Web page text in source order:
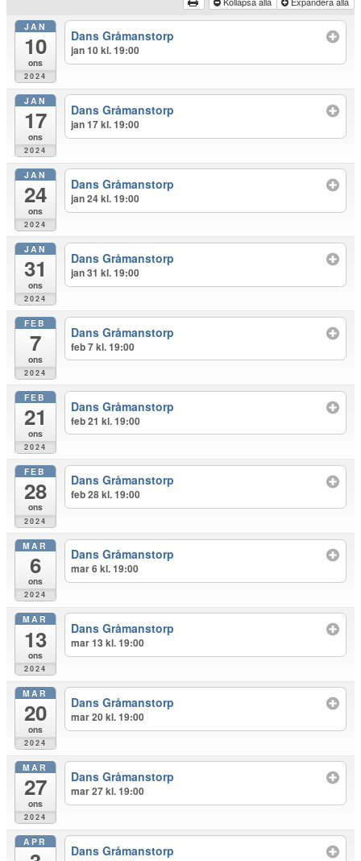
JAN
10
ons
2024
Dans Gråmanstorp
jan 10 kl. 19:00
JAN
17
ons
2024
Dans Gråmanstorp
jan 17 kl. 19:00
JAN
24
ons
2024
Dans Gråmanstorp
jan 24 kl. 19:00
JAN
31
ons
2024
Dans Gråmanstorp
jan 31 kl. 19:00
FEB
7
ons
2024
Dans Gråmanstorp
feb 7 kl. 19:00
FEB
21
ons
2024
Dans Gråmanstorp
feb 21 kl. 19:00
FEB
28
ons
2024
Dans Gråmanstorp
feb 28 kl. 19:00
MAR
6
ons
2024
Dans Gråmanstorp
mar 6 kl. 19:00
MAR
13
ons
2024
Dans Gråmanstorp
mar 13 kl. 19:00
MAR
20
ons
2024
Dans Gråmanstorp
mar 20 kl. 19:00
MAR
27
ons
2024
Dans Gråmanstorp
mar 27 kl. 19:00
APR
Dans Gråmanstorp